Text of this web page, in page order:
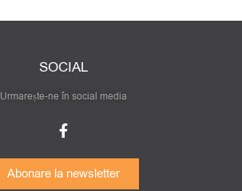
SOCIAL
Urmarește-ne în social media
Abonare la newsletter